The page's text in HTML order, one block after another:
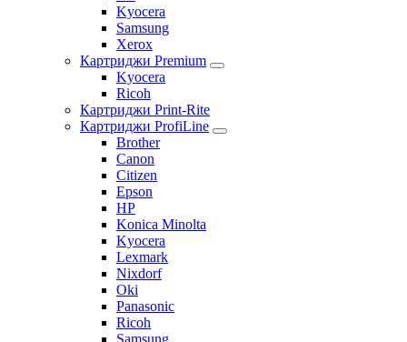
Kyocera
Samsung
Xerox
Картриджи Premium
Kyocera
Ricoh
Картриджи Print-Rite
Картриджи ProfiLine
Brother
Canon
Citizen
Epson
HP
Konica Minolta
Kyocera
Lexmark
Nixdorf
Oki
Panasonic
Ricoh
Samsung